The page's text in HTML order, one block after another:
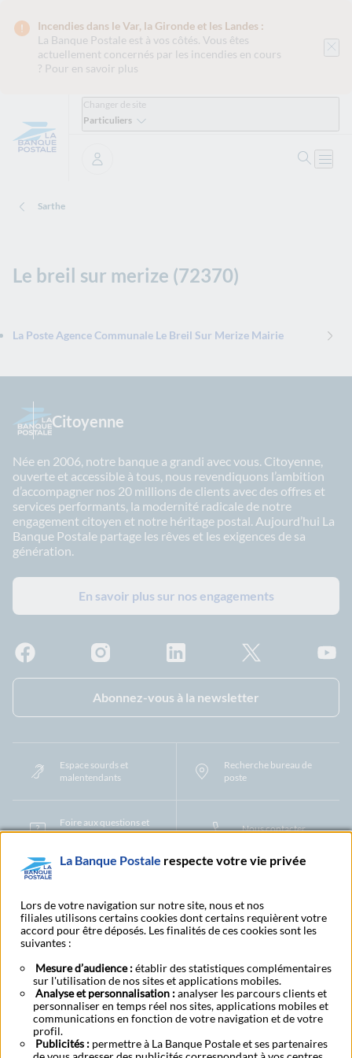
Incendies dans le Var, la Gironde et les Landes :
La Banque Postale est à vos côtés. Vous êtes
actuellement concernés par les incendies en cours
? Pour en savoir plus
Changer de site
Particuliers
Se connecter
Sarthe
Le breil sur merize (72370)
La Poste Agence Communale Le Breil Sur Merize Mairie
Citoyenne
Née en 2006, notre banque a grandi avec vous. Citoyenne,
ouverte et accessible à tous, nous revendiquons l’ambition
d’accompagner nos 20 millions de clients avec des offres et
services performants, la modernité radicale de notre
engagement citoyen et notre héritage postal. Aujourd’hui La
Banque Postale partage les rêves et les exigences de sa
génération.
En savoir plus sur nos engagements
Abonnez-vous à la newsletter
Espace sourds et
malentendants
Recherche bureau de
poste
Foire aux questions et
centre d'aide
Nous contacter
Protection des Données à Caractère PersonnelFiliales et partenaires
CookiesGestion des cookiesActualiser vos informations
Contestation et réclamation Coordonnées Centres Financiers
Alertes fraudes et points de vigilance Actualités réglementaires CGU
Aide navigateur et systèmes d'exploitation
Vider le cache de votre navigateurLexique Aide et accessibilité
Accessibilité – Partiellement conforme Espace candidature
BFI - Banque de Financement et d'Investissement
Le fonds de garantie des dépôts et de résolutionRésilierRétractation
La Banque Postale respecte votre vie privée
Lors de votre navigation sur notre site, nous et nos
filiales utilisons certains cookies dont certains requièrent votre
accord pour être déposés. Les finalités de ces cookies sont les
suivantes :
Mesure d’audience :établir des statistiques complémentaires
sur l'utilisation de nos sites et applications mobiles.
Analyse et personnalisation :analyser les parcours clients et
personnaliser en temps réel nos sites, applications mobiles et
communications en fonction de votre navigation et de votre
profil.
Publicités : permettre à La Banque Postale et ses partenaires